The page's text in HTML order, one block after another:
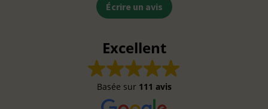
Écrire un avis
Excellent
Basée sur 111 avis